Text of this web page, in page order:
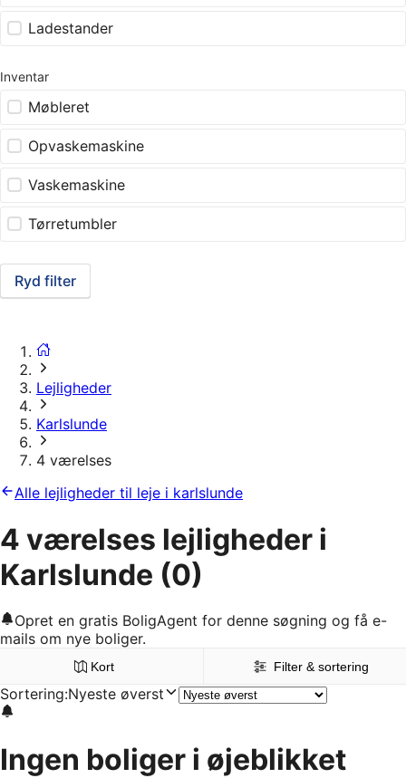
Ladestander
Inventar
Møbleret
Opvaskemaskine
Vaskemaskine
Tørretumbler
Ryd filter
Lejligheder
Karlslunde
4 værelses
Alle lejligheder til leje i karlslunde
4 værelses lejligheder i
Karlslunde (0)
Opret en gratis BoligAgent for denne søgning og få e-
mails om nye boliger.
Kort Filter & sortering
Sortering:Nyeste øverst
Ingen boliger i øjeblikket